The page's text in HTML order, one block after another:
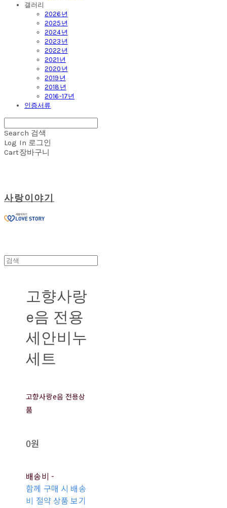
갤러리
2026년
2025년
2024년
2023년
2022년
2021년
2020년
2019년
2018년
2016-17년
인증서류
Search 검색
Log In 로그인
Cart장바구니
사랑이야기
고향사랑
e음 전용
세안비누
세트
고향사랑e음 전용상
품
0원
배송비 -
함께 구매 시 배송
비 절약 상품 보기